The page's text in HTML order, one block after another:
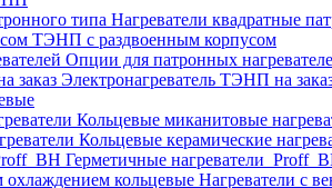
Нагреватели квадратные
ТЭНП с раздвоенным корпусом
Опции для патронных
Электронагреватель ТЭНП на
Кольцевые миканитовые
Кольцевые керамические
Герметичные
Нагреватели с